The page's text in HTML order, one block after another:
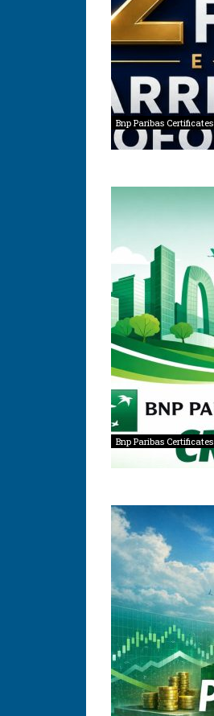
Bnp Paribas Certificates
Bnp Paribas Certificates